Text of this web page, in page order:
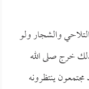
والشجار ولو
خرج صلى الله
ينتظرونه